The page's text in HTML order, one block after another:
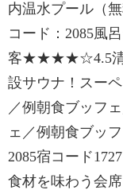
内温水プール
コード：2085
客★★★★☆4.5清
設サウナ！スー
／例朝食ブッフ
ェ／例朝食ブッ
2085宿コード
食材を味わう会